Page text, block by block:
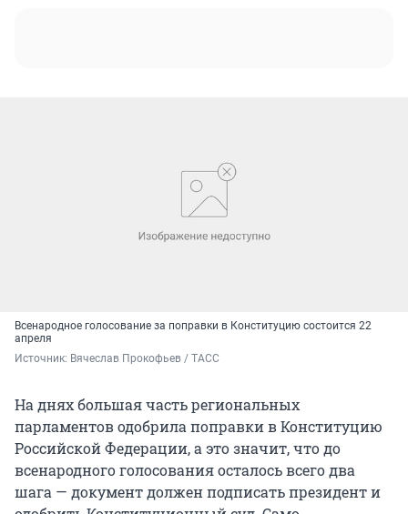
Всенародное голосование за поправки в Конституцию состоится 22
апреля
Источник: Вячеслав Прокофьев / ТАСС
На днях большая часть региональных
парламентов одобрила поправки в Конституцию
Российской Федерации, а это значит, что до
всенародного голосования осталось всего два
шага — документ должен подписать президент и